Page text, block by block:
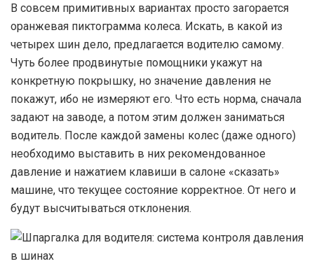
В совсем примитивных вариантах просто загорается
оранжевая пиктограмма колеса. Искать, в какой из
четырех шин дело, предлагается водителю самому.
Чуть более продвинутые помощники укажут на
конкретную покрышку, но значение давления не
покажут, ибо не измеряют его. Что есть норма, сначала
задают на заводе, а потом этим должен заниматься
водитель. После каждой замены колес (даже одного)
необходимо выставить в них рекомендованное
давление и нажатием клавиши в салоне «сказать»
машине, что текущее состояние корректное. От него и
будут высчитываться отклонения.